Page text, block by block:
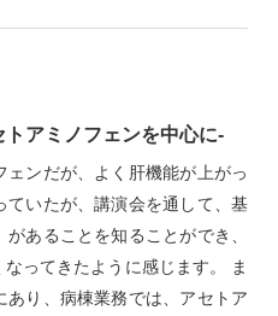
アミノフェンを中心に‐
ンだが、よく肝機能が上がっ
ていたが、講演会を通して、基
あることを知ることができ、
ってきたように感じます。 ま
り、病棟業務では、アセトア